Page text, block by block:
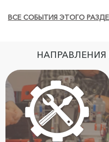
ВСЕ СОБЫТИЯ ЭТОГО